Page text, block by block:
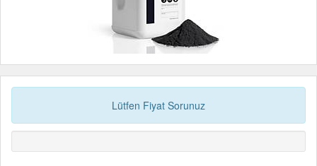
Lütfen Fiyat Sorunuz